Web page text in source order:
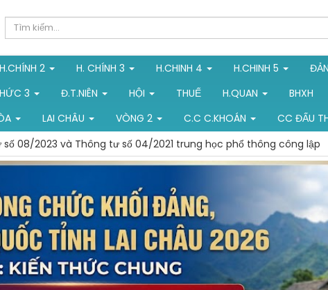
H.CHÍNH 2 H. CHÍNH 3 H.CHINH 4 H.CHINH 5
3 Đ.T.NIÊN HỘI THUẾ H.QUAN BHXH
LAI CHÂU VÒNG 2 C.C C.KHOÁN CC ĐẤU
số 08/2023 và Thông tư số 04/2021 trung học phổ thông công lập